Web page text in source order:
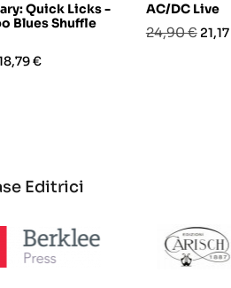
Quick Licks -
Blues Shuffle
€
AC/DC Live
Prezzo
24,90 €
Editrici